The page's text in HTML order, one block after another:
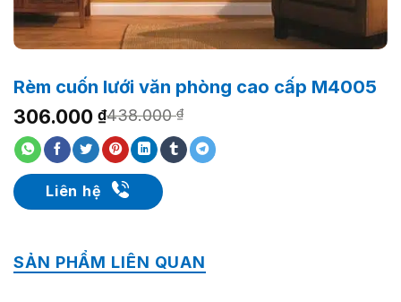
Rèm cuốn lưới văn phòng cao cấp M4005
438.000₫
Giá
gốc
là:
438.000 ₫.
306.000 ₫
Giá
hiện
tại
là:
306.000 ₫.
Liên hệ
SẢN PHẨM LIÊN QUAN